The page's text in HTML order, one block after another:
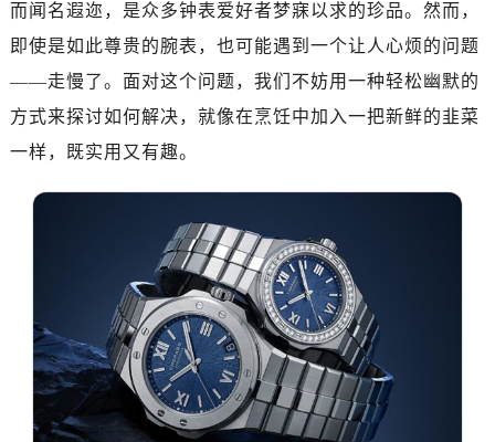
而闻名遐迩，是众多钟表爱好者梦寐以求的珍品。然而，
即使是如此尊贵的腕表，也可能遇到一个让人心烦的问题
——走慢了。面对这个问题，我们不妨用一种轻松幽默的
方式来探讨如何解决，就像在烹饪中加入一把新鲜的韭菜
一样，既实用又有趣。